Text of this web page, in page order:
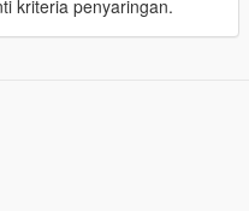
kriteria penyaringan.